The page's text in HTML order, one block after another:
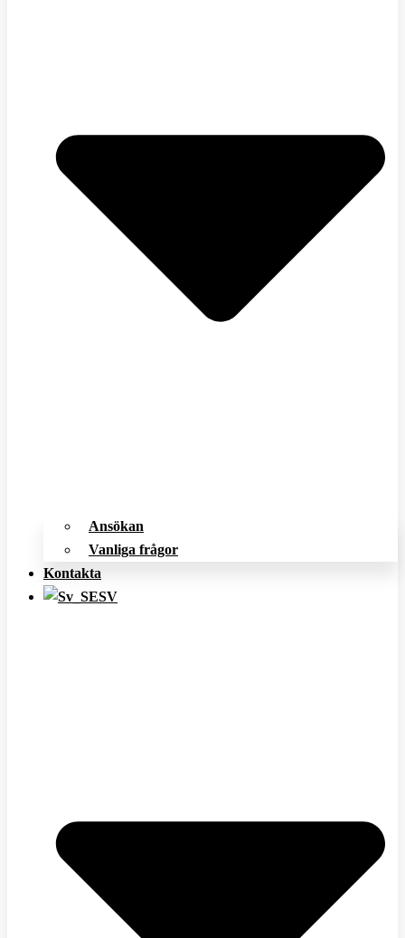
Ansökan
Vanliga frågor
Kontakta
SV